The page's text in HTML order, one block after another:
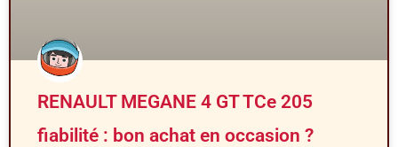
RENAULT MEGANE 4 GT TCe 205
fiabilité : bon achat en occasion ?